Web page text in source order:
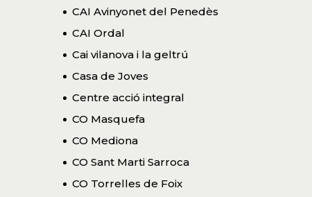
CAI Avinyonet del Penedès
CAI Ordal
Cai vilanova i la geltrú
Casa de Joves
Centre acció integral
CO Masquefa
CO Mediona
CO Sant Marti Sarroca
CO Torrelles de Foix